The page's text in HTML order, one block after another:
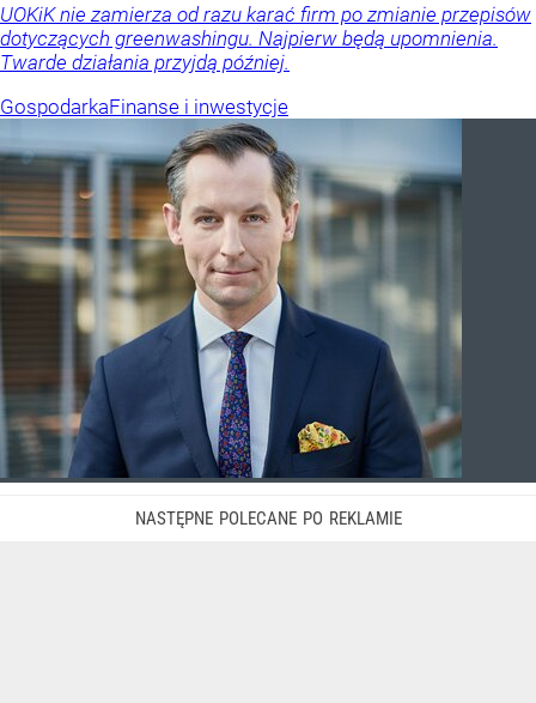
UOKiK nie zamierza od razu karać firm po zmianie przepisów
dotyczących greenwashingu. Najpierw będą upomnienia.
Twarde działania przyjdą później.
GospodarkaFinanse i inwestycje